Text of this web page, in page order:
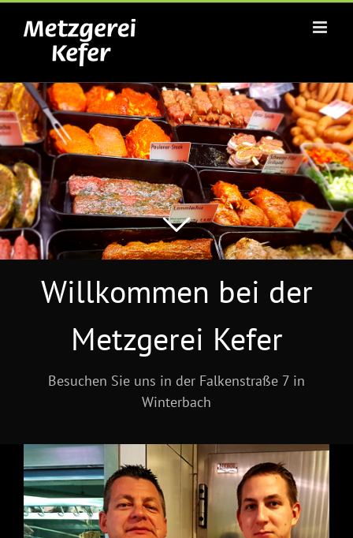
Inhalt
springen
Willkommen bei der
Metzgerei Kefer
Besuchen Sie uns in der Falkenstraße 7 in
Winterbach